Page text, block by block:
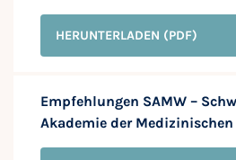
HERUNTERLADEN (PDF)
Empfehlungen SAMW –
Akademie der